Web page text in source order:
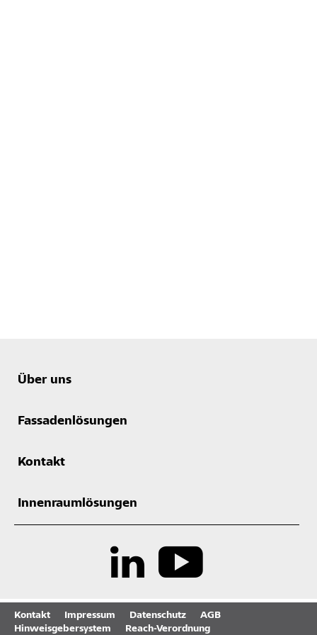
Über uns
Fassadenlösungen
Kontakt
Innenraumlösungen
Kontakt Impressum Datenschutz
AGB
Hinweisgebersystem
Reach-Verordnung